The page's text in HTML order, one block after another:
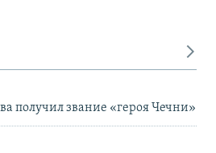
получил звание «героя Чечни»